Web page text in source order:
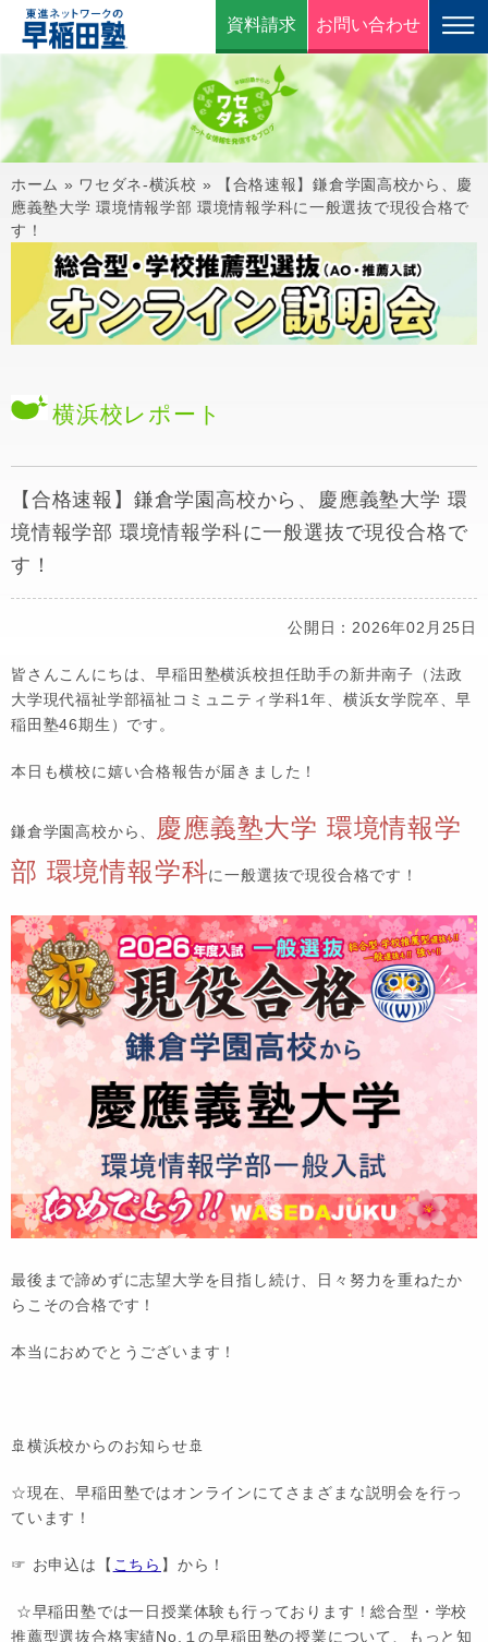
資料請求 お問い合わせ
ホーム » ワセダネ-横浜校 »
【合格速報】鎌倉学園高校から、慶
應義塾大学 環境情報学部 環境情報学科に一般選抜で現役合格で
す！
横浜校レポート
【合格速報】鎌倉学園高校から、慶應義塾大学 環
境情報学部 環境情報学科に一般選抜で現役合格で
す！
公開日：2026年02月25日
皆さんこんにちは、早稲田塾横浜校担任助手の新井南子（法政
大学現代福祉学部福祉コミュニティ学科1年、横浜女学院卒、早
稲田塾46期生）です。
本日も横校に嬉い合格報告が届きました！
鎌倉学園高校から、
慶應義塾大学 環境情報学
部 環境情報学科に一般選抜で現役合格です！
最後まで諦めずに志望大学を目指し続け、日々努力を重ねたか
らこその合格です！
本当におめでとうございます！
🚢横浜校からのお知らせ🚢
☆現在、早稲田塾ではオンラインにてさまざまな説明会を行っ
ています！
☞ お申込は【 こちら 】から！
☆早稲田塾では一日授業体験も行っております！総合型・学校
推薦型選抜合格実績No,１の早稲田塾の授業について、もっと知